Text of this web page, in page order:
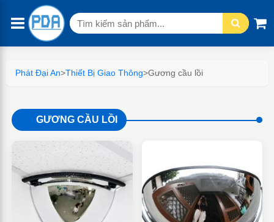
Tìm
Phát Đại An>Thiết Bị Giao Thông>Gương cầu lồi
GƯƠNG CẦU LỒI